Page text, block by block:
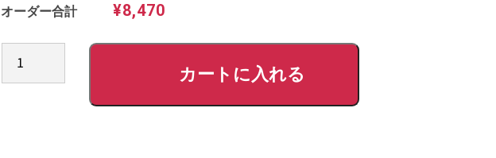
オーダー合計 ¥8,470
カートに入れる